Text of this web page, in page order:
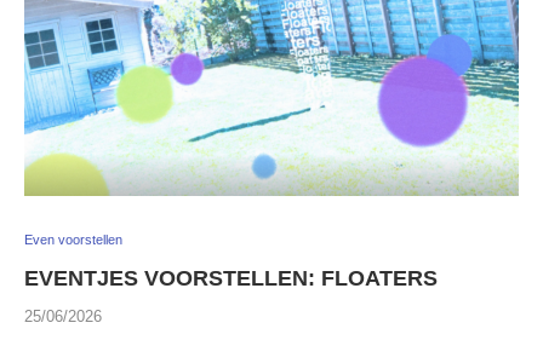
Even voorstellen
EVENTJES VOORSTELLEN: FLOATERS
25/06/2026